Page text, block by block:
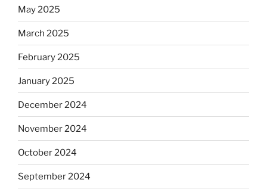
May 2025
March 2025
February 2025
January 2025
December 2024
November 2024
October 2024
September 2024